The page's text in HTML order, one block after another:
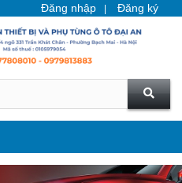
Đăng nhập Đăng ký